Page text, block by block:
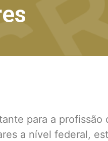
para a profissão
a nível federal,